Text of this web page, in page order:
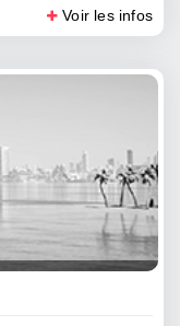
Voir les infos